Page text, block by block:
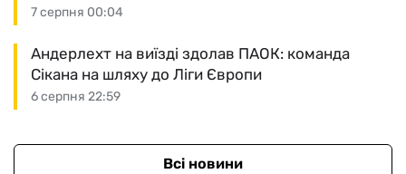
7 серпня 00:04
6 серпня 22:59
Андерлехт на виїзді здолав ПАОК: команда
Сікана на шляху до Ліги Європи
Всі новини